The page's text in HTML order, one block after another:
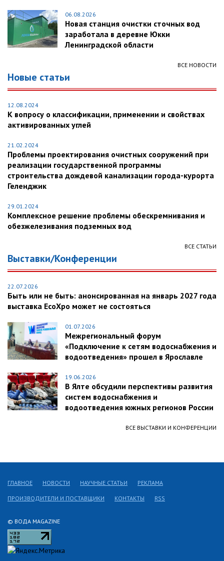
06.08.2026
Новая станция очистки сточных вод
заработала в деревне Юкки
Ленинградской области
ВСЕ НОВОСТИ
Новые статьи
12.08.2024
К вопросу о классификации, применении и свойствах
активированных углей
21.02.2024
Проблемы проектирования очистных сооружений при
реализации государственной программы
строительства дождевой канализации города-курорта
Геленджик
29.01.2024
Комплексное решение проблемы обескремнивания и
обезжелезивания подземных вод
ВСЕ СТАТЬИ
Выставки/Конференции
22.07.2026
Быть или не быть: анонсированная на январь 2027 года
выставка EcoXpo может не состояться
01.07.2026
Межрегиональный форум
«Подключение к сетям водоснабжения и
водоотведения» прошел в Ярославле
19.06.2026
В Ялте обсудили перспективы развития
систем водоснабжения и
водоотведения южных регионов России
ВСЕ ВЫСТАВКИ И КОНФЕРЕНЦИИ
© ВОДА MAGAZINE
ГЛАВНОЕ НОВОСТИ НАУЧНЫЕ СТАТЬИ РЕКЛАМА
ПРОИЗВОДИТЕЛИ И ПОСТАВЩИКИ КОНТАКТЫ RSS